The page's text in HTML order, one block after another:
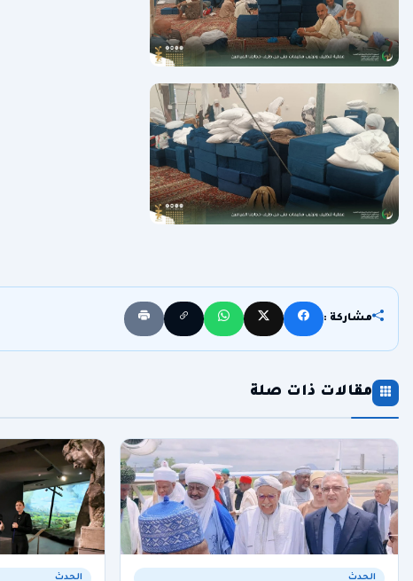
مشاركة :
مقالات ذات صلة
الحدث الحدث